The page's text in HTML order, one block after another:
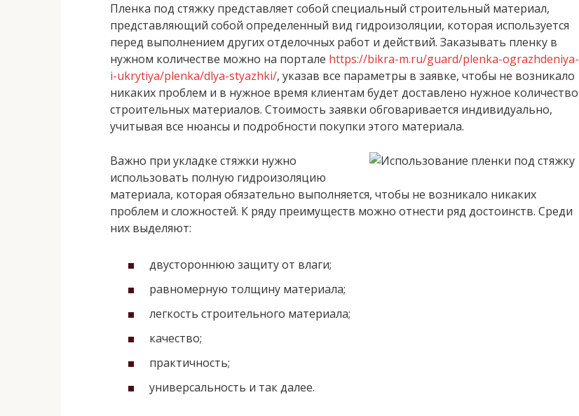
Пленка под стяжку представляет собой специальный строительный материал,
представляющий собой определенный вид гидроизоляции, которая используется
перед выполнением других отделочных работ и действий. Заказывать пленку в
нужном количестве можно на портале https://bikra-m.ru/guard/plenka-ograzhdeniya-
i-ukrytiya/plenka/dlya-styazhki/, указав все параметры в заявке, чтобы не возникало
никаких проблем и в нужное время клиентам будет доставлено нужное количество
строительных материалов. Стоимость заявки обговаривается индивидуально,
учитывая все нюансы и подробности покупки этого материала.
Важно при укладке стяжки нужно
использовать полную гидроизоляцию
материала, которая обязательно выполняется, чтобы не возникало никаких
проблем и сложностей. К ряду преимуществ можно отнести ряд достоинств. Среди
них выделяют:
двустороннюю защиту от влаги;
равномерную толщину материала;
легкость строительного материала;
качество;
практичность;
универсальность и так далее.